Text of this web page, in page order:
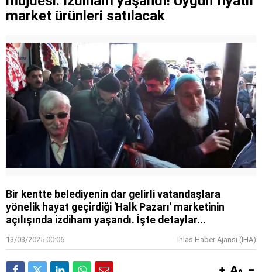
market ürünleri satılacak
Bir kentte belediyenin dar gelirli vatandaşlara
yönelik hayat geçirdiği 'Halk Pazarı' marketinin
açılışında izdiham yaşandı. İşte detaylar...
13/03/2025 00:06 İhlas Haber Ajansı (IHA)